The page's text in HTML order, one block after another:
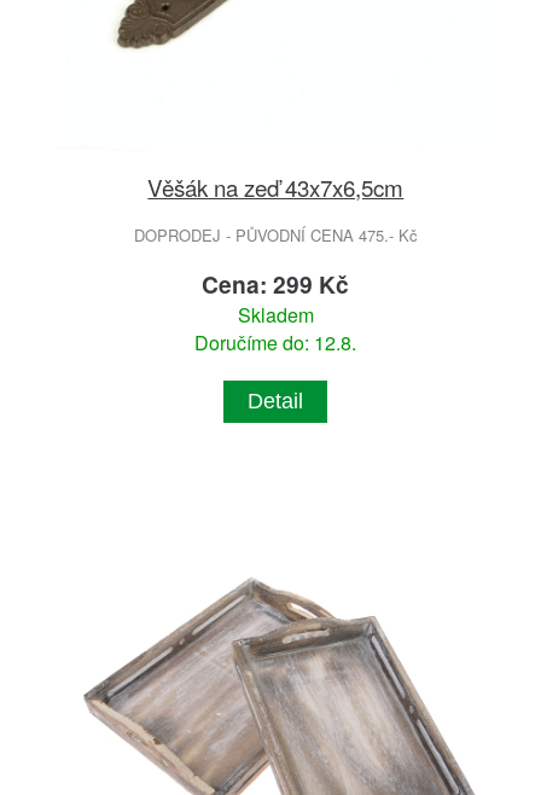
Věšák na zeď 43x7x6,5cm
DOPRODEJ - PŮVODNÍ CENA 475.- Kč
Cena: 299 Kč
Skladem
Doručíme do: 12.8.
Detail